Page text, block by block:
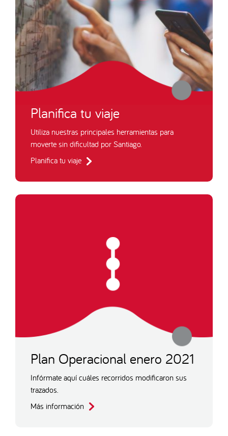
Planifica tu viaje
Utiliza nuestras principales herramientas para
moverte sin dificultad por Santiago.
Planifica tu viaje
Plan Operacional enero 2021
Infórmate aquí cuáles recorridos modificaron sus
trazados.
Más información